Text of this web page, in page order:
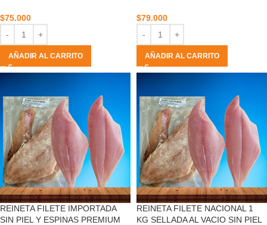
$75.000
AÑADIR AL CARRITO
$79.000
AÑADIR AL CARRITO
REINETA FILETE IMPORTADA
SIN PIEL Y ESPINAS PREMIUM
REINETA FILETE NACIONAL 1
KG SELLADA AL VACIO SIN PIEL